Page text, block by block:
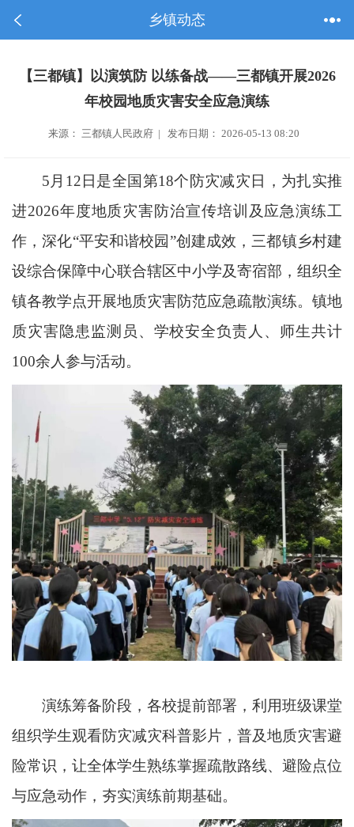
乡镇动态
【三都镇】以演筑防 以练备战——三都镇开展2026
年校园地质灾害安全应急演练
来源： 三都镇人民政府 | 发布日期： 2026-05-13 08:20
5月12日是全国第18个 防灾减灾日
，为扎实推
进2026年度地质灾害防治宣传培训及应急演练工
作，深化“平安和谐校园”创建成效，三都镇乡村建
设综合保障中心联合辖区中小学及寄宿部，组织全
镇各教学点开展地质灾害防范应急疏散演练。镇地
质灾害隐患监测员、学校安全负责人、师生共计
100余人参与活动。
演练筹备阶段，各校提前部署，利用班级课堂
组织学生观看防灾减灾科普影片，普及地质灾害避
险常识，让全体学生熟练掌握疏散路线、避险点位
与应急动作，夯实演练前期基础。